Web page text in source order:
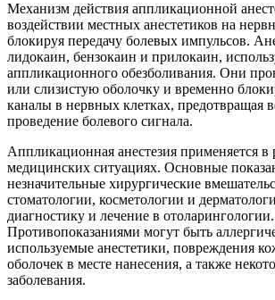
Механизм действия аппликационной
воздействии местных анестетиков на
блокируя передачу болевых импульсов.
лидокаин, бензокаин и прилокаин,
аппликационного обезболивания. Они
или слизистую оболочку и временно
каналы в нервных клетках, предотвращая
проведение болевого сигнала.
Аппликационная анестезия применяется в
медицинских ситуациях. Основные
незначительные хирургические
стоматологии, косметологии и
диагностику и лечение в отоларингологии.
Противопоказаниями могут быть
используемые анестетики, повреждения
оболочек в месте нанесения, а также
заболевания.